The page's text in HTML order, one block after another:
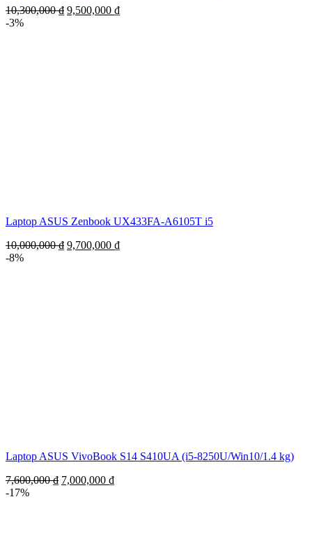
10,300,000₫ 9,500,000 ₫
-3%
Laptop ASUS Zenbook UX433FA-A6105T i5
10,000,000₫ 9,700,000 ₫
-8%
Laptop ASUS VivoBook S14 S410UA (i5-8250U/Win10/1.4 kg)
7,600,000₫ 7,000,000 ₫
-17%